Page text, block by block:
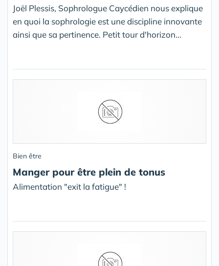
Joël Plessis, Sophrologue Caycédien nous explique
en quoi la sophrologie est une discipline innovante
ainsi que sa pertinence. Petit tour d'horizon...
Bien être
Manger pour être plein de tonus
Alimentation "exit la fatigue" !